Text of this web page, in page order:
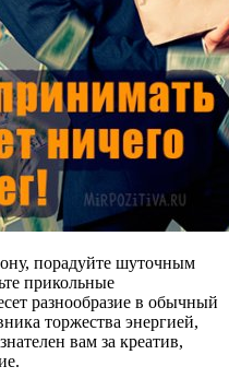
порадуйте шуточным
прикольные
разнообразие в обычный
торжества энергией,
вам за креатив,